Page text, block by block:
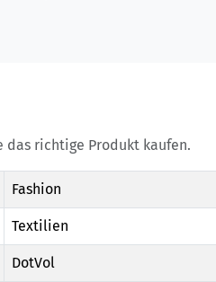
das richtige Produkt kaufen.
Fashion
Textilien
DotVol